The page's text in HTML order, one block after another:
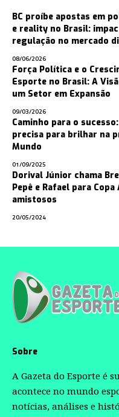
BC proíbe apostas em
e reality no Brasil:
regulação no mercado
08/06/2026
Força Política e o
Esporte no Brasil: A
um Setor em Expansão
09/03/2026
Caminho para o
precisa para brilhar na
Mundo
01/09/2025
Dorival Júnior chama
Pepê e Rafael para Copa
amistosos
20/05/2024
Sobre
A Gazeta do Esporte é
acontece no mundo
notícias, análises e